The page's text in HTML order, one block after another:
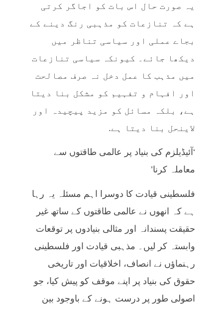
یہ صورت حال اس بات کو اجاگر کرتی
ہے کہ تنازعات کو مذہبی رنگ دینے کے
بجاے عملی اور سیاسی تناظر میں
دیکھا جائے۔ کیونکہ سیاسی تنازعات
میں مذہب کا عمل دخل نہ صرف مصالحت
اور افہام و تفہیم کو مشکل بنا دیتا
ہے، بلکہ مسائل کو مزید پیچیدہ اور
لاینحل بنا دیتا ہے.
‘آئیڈیلزم کی بنیاد پر عالمی طاقتوں سے
معاملہ کرنا’
فلسطینی قیادت کا دوسرا اہم مسئلہ یہ رہا
ہے کہ انھوں نے عالمی طاقتوں کے ساتھ غیر
حقیقت پسندانہ اور مثالی بنیادوں پر توقعات
وابستہ کر لیں۔ مذہبی قیادت اور فلسطینی
رہنماؤں نے انصاف، اخلاقیات اور تاریخی
حقوق کی بنیاد پر اپنے موقف کو پیش کیا، جو
اصولی طور پر درست ہونے کے باوجود بین